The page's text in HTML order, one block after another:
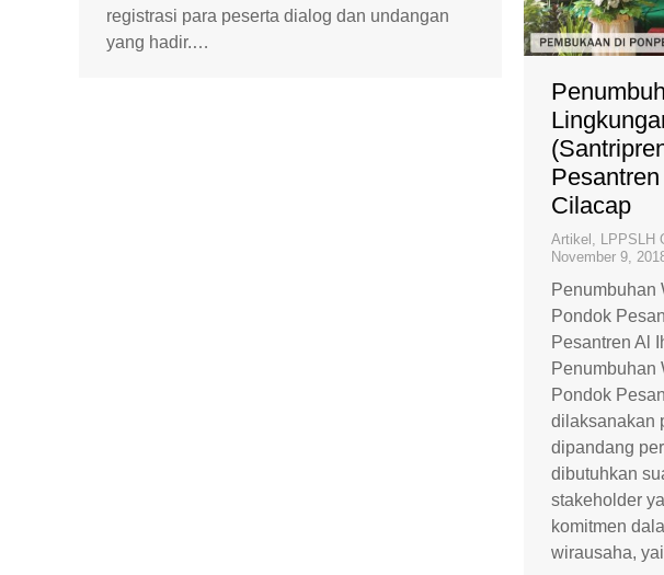
registrasi para peserta dialog dan undangan
yang hadir.…
Cilacap
Artikel , LPPSLH
November 9,
Penumbuhan
Pondok
Pesantren Al
Penumbuhan
Pondok
dilaksanakan
dipandang
dibutuhkan
stakeholder
komitmen
wirausaha,